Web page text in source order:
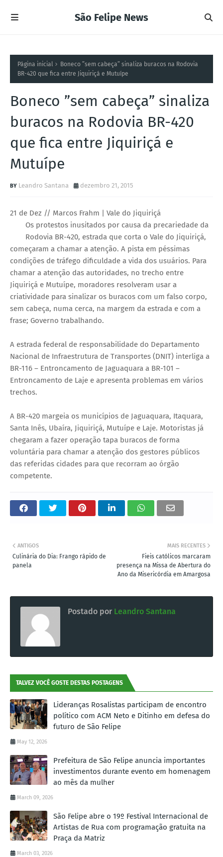
São Felipe News
Página inicial
Boneco ”sem cabeça” sinaliza buracos na Rodovia
BR-420 que fica entre Jiquiriçá e Mutuípe
Boneco ”sem cabeça” sinaliza
buracos na Rodovia BR-420
que fica entre Jiquiriçá e
Mutuípe
Leandro Santana dezembro 21, 2015
21 de Dez // Marcos Frahm | Vale do Jiquiriçá
Os protestos inusitados por causa da precariedade da
Rodovia BR-420, estrada que corta o Vale do Jiquiriçá,
começaram a chamar a atenção. A pista em péssimas
condições de tráfego dificuldade a vida dos usuários. Para
chamar a atenção das autoridades, no trecho entre
Jiquiriçá e Mutuípe, moradores resolveram usar a
criatividade para sinalizar os buracos com um falso corpo,
sem cabeça, numa cerca, na margem da estrada e com a
frase; Governo trabalhando.
A estrada federal de responsabilidade do Departamento
Nacional de Infraestrutura de Transportes (DNIT) interliga a
BR-116 – Entroncamento de Jaguaquara a BR-101 –
Entroncamento de Laje e apresenta problemas em vários
trechos.
A BR-420 margeia os municípios de Jaguaquara, Itaquara,
Santa Inês, Ubaíra, Jiquiriçá, Mutuípe e Laje. Motoristas já
chegaram a fazer operação tapa buracos de forma
voluntária para chamar a atenção dos gestores públicos
das referidas cidades para que recorram ao órgão
competente.
MAIS RECENTES
Fieis católicos marcaram
presença na Missa de Abertura do
Ano da Misericórdia em Amargosa
ANTIGOS
Culinária do Dia: Frango rápido de
panela
Postado por Leandro Santana
TALVEZ VOCÊ GOSTE DESTAS POSTAGENS
Lideranças Rosalistas participam de encontro
político com ACM Neto e Ditinho em defesa do
futuro de São Felipe
May 12, 2026
Prefeitura de São Felipe anuncia importantes
investimentos durante evento em homenagem
ao mês da mulher
March 09, 2026
São Felipe abre o 19º Festival Internacional de
Artistas de Rua com programação gratuita na
Praça da Matriz
March 03, 2026